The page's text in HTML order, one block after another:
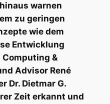
warnen
zu geringen
wie dem
Entwicklung
Computing &
Advisor René
Dr. Dietmar G.
Zeit erkannt und